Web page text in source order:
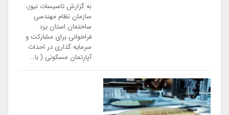
به گزارش تاسیسات نیوز،
سازمان نظام مهندسی
ساختمان استان یزد
فراخوانی برای مشارکت و
سرمایه گذاری در احداث
آپارتمان مسکونی ( با…